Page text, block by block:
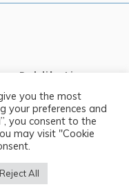
Publikationen
unsyou the most
your preferences and
you consent to the
may visit "Cookie
Reject All